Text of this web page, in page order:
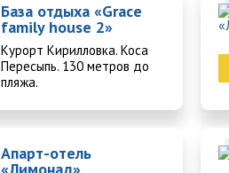
База отдыха «Grace
family house 2»
Курорт Кирилловка. Коса
Пересыпь. 130 метров до
пляжа.
Апарт-отель